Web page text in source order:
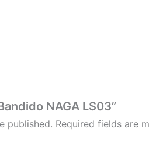
NAGA LS03”
published. Required fields are